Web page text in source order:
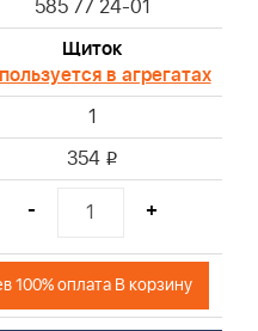
585 77 24-01
Щиток
в агрегатах
1
354 i
- +
100% оплата В корзину